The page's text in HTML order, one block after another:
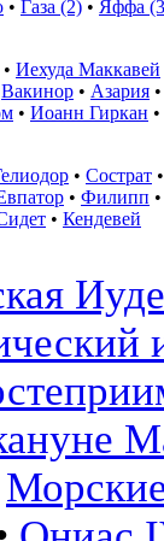
• Газа (2) • Яффа
• Иехуда Маккавей
Вакинор • Азария
• Иоанн Гиркан •
• Сострат
• Филипп
• Кендевей